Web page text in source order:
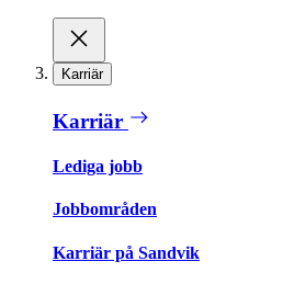
Karriär
Karriär
Lediga jobb
Jobbområden
Karriär på Sandvik